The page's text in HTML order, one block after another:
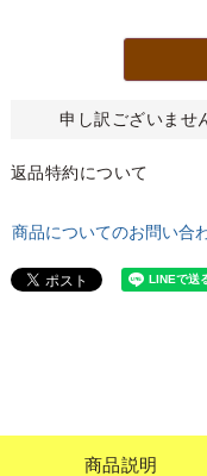
申し訳ございませ
返品特約について
商品についてのお問い合
商品説明